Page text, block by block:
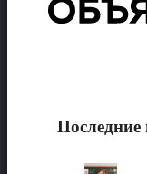
Последние